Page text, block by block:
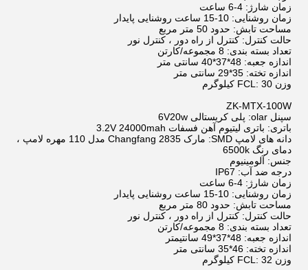
زمان شارژ: 4-6 ساعت
زمان روشنایی: 10-15 ساعت روشنایی پایدار
مساحت تابش: حدود 50 متر مربع
حالت کنترل: کنترل از راه دور ، کنترل نور
تعداد بسته بندی: 8 مجموعه/کارتن
اندازه جعبه: 48*37*40 سانتی متر
اندازه تخته: 35*29 سانتی متر
وزن FCL: 30 کیلوگرم
ZK-MTX-100W
سپنل olar: پلی کریستالی 6V20w
باتری: باتری لیتیوم آهن فسفات 3.2V 24000mah
دانه های لامپ SMD: مارک Changfang 2835 مدل 110 مهره لامپ ،
دمای رنگ 6500k
جنس: آلومینیوم
درجه ضد آب: IP67
زمان شارژ: 4-6 ساعت
زمان روشنایی: 10-15 ساعت روشنایی پایدار
مساحت تابش: حدود 80 متر مربع
حالت کنترل: کنترل از راه دور ، کنترل نور
تعداد بسته بندی: 8 مجموعه/کارتن
اندازه جعبه: 48*37*49 سانتیمتر
اندازه تخته: 46*35 سانتی متر
وزن FCL: 32 کیلوگرم